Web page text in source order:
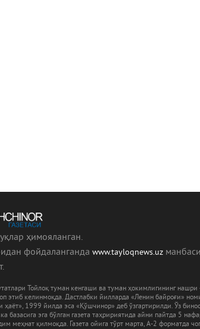
ҳимояланган.
фойдаланганда www.tayloqnews.uz манбаcи
Тойлоқ туман кенгаши ва туман ҳокимлигининг
этиб келинмоқда. Дастлабки йилларда «Ленин байроғи»
ҳаёт», 1999 йилда эса «Қўшчинор» деб ўзгартирилди. Ўз
базасига эга бўлган газета таҳририятида айни пайтда 5
меҳнат қилмоқда. Газета ойига тўрт марта, А-2 форматда